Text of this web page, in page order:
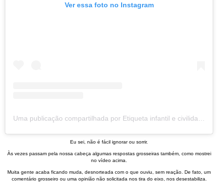
Ver essa foto no Instagram
Eu sei, não é fácil ignorar ou sorrir.
Às vezes passam pela nossa cabeça algumas respostas grosseiras também, como mostrei
no vídeo acima.
Muita gente acaba ficando muda, desnorteada com o que ouviu, sem reação. De fato, um
comentário grosseiro ou uma opinião não solicitada nos tira do eixo, nos desestabiliza.